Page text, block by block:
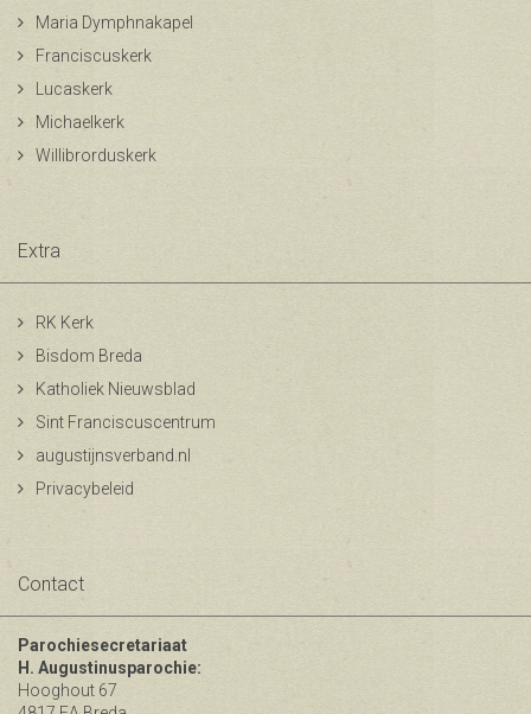
Maria Dymphnakapel
Franciscuskerk
Lucaskerk
Michaelkerk
Willibrorduskerk
Extra
RK Kerk
Bisdom Breda
Katholiek Nieuwsblad
Sint Franciscuscentrum
augustijnsverband.nl
Privacybeleid
Contact
Parochiesecretariaat
H. Augustinusparochie:
Hooghout 67